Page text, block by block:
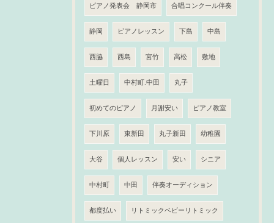
ピアノ発表会 静岡市 合唱コンクール伴奏
静岡 ピアノレッスン 下島 中島
西脇 西島 宮竹 高松 敷地
土曜日 中村町.中田 丸子
初めてのピアノ 月謝安い ピアノ教室
下川原 東新田 丸子新田 幼稚園
大谷 個人レッスン 安い シニア
中村町 中田 伴奏オーディション
都度払い リトミックベビーリトミック